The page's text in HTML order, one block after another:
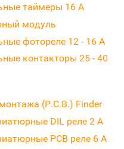
таймеры 16 А
модуль
фотореле 12 - 16 А
контакторы 25 - 40
(P.C.B.) Finder
DIL реле 2 A
PCB реле 6 A